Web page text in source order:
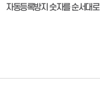
자동등록방지 숫자를 순서대